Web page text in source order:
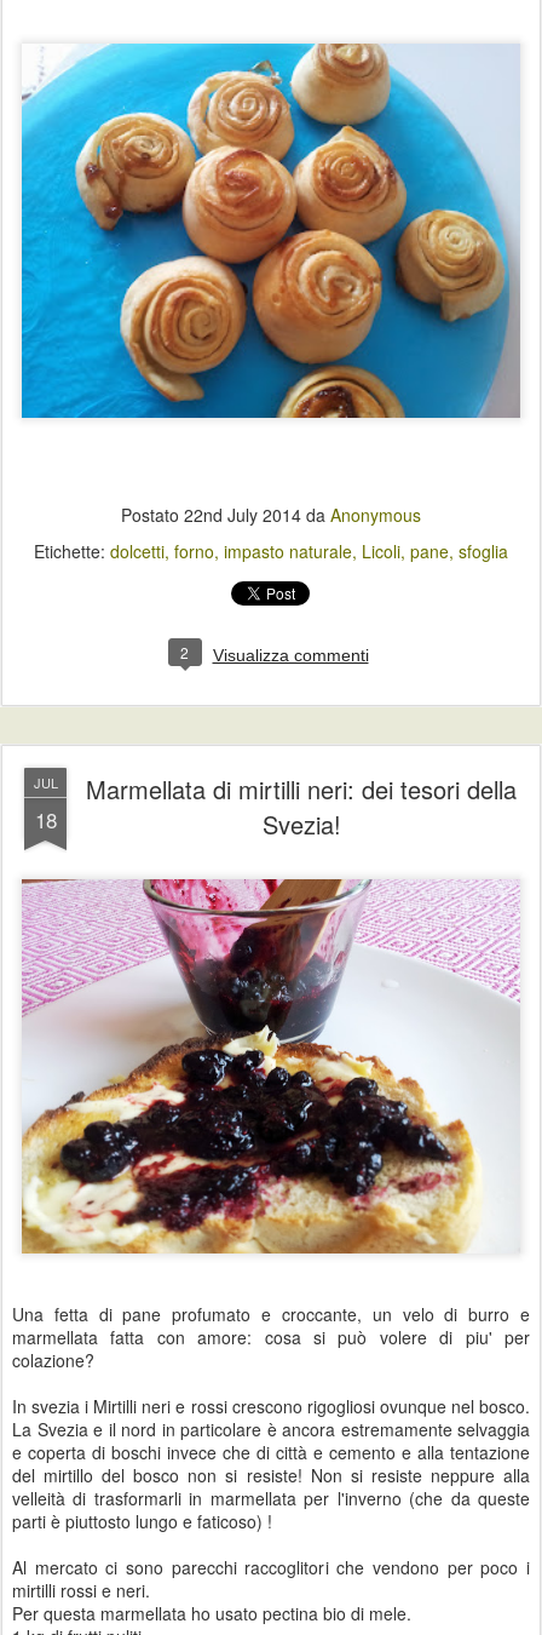
Postato 22nd July 2014 da Anonymous
Etichette: dolcetti forno impasto naturale Licoli pane sfoglia
2 Visualizza commenti
JUL
18
Marmellata di mirtilli neri: dei tesori della
Svezia!
Una fetta di pane profumato e croccante, un velo di burro e
marmellata fatta con amore: cosa si può volere di piu' per
colazione?
In svezia i Mirtilli neri e rossi crescono rigogliosi ovunque nel bosco.
La Svezia e il nord in particolare è ancora estremamente selvaggia
e coperta di boschi invece che di città e cemento e alla tentazione
del mirtillo del bosco non si resiste! Non si resiste neppure alla
velleità di trasformarli in marmellata per l'inverno (che da queste
parti è piuttosto lungo e faticoso) !
Al mercato ci sono parecchi raccoglitori che vendono per poco i
mirtilli rossi e neri.
Per questa marmellata ho usato pectina bio di mele.